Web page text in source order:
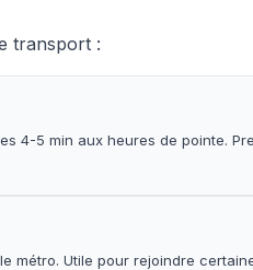
transport :
4-5 min aux heures de pointe.
métro. Utile pour rejoindre